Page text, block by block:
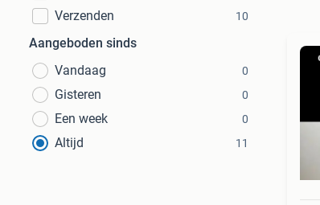
Verzenden 10
Aangeboden sinds
Vandaag
0
Gisteren 0
Een week 0
Altijd 11